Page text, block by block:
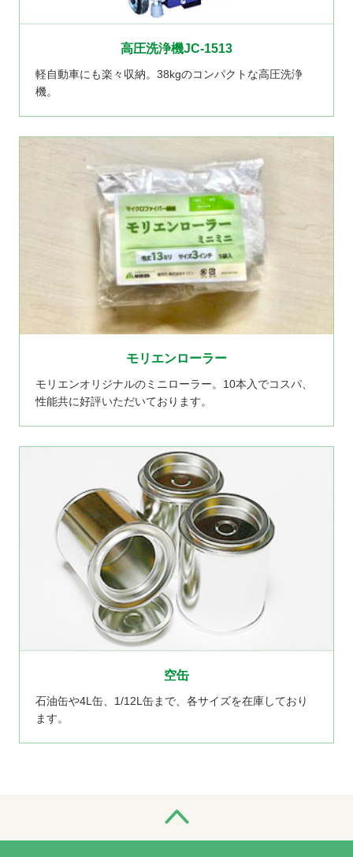
高圧洗浄機JC-1513
軽自動車にも楽々収納。38kgのコンパクトな高圧洗浄
機。
モリエンローラー
モリエンオリジナルのミニローラー。10本入でコスパ、
性能共に好評いただいております。
空缶
石油缶や4L缶、1/12L缶まで、各サイズを在庫しており
ます。